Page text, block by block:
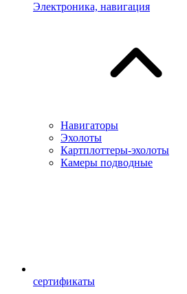
Электроника, навигация
Навигаторы
Эхолоты
Картплоттеры-эхолоты
Камеры подводные
сертификаты